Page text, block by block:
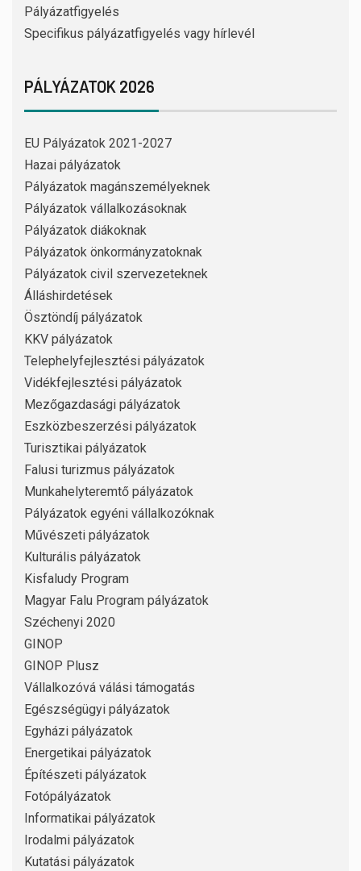
Pályázatfigyelés
Specifikus pályázatfigyelés vagy hírlevél
PÁLYÁZATOK 2026
EU Pályázatok 2021-2027
Hazai pályázatok
Pályázatok magánszemélyeknek
Pályázatok vállalkozásoknak
Pályázatok diákoknak
Pályázatok önkormányzatoknak
Pályázatok civil szervezeteknek
Álláshirdetések
Ösztöndíj pályázatok
KKV pályázatok
Telephelyfejlesztési pályázatok
Vidékfejlesztési pályázatok
Mezőgazdasági pályázatok
Eszközbeszerzési pályázatok
Turisztikai pályázatok
Falusi turizmus pályázatok
Munkahelyteremtő pályázatok
Pályázatok egyéni vállalkozóknak
Művészeti pályázatok
Kulturális pályázatok
Kisfaludy Program
Magyar Falu Program pályázatok
Széchenyi 2020
GINOP
GINOP Plusz
Vállalkozóvá válási támogatás
Egészségügyi pályázatok
Egyházi pályázatok
Energetikai pályázatok
Építészeti pályázatok
Fotópályázatok
Informatikai pályázatok
Irodalmi pályázatok
Kutatási pályázatok